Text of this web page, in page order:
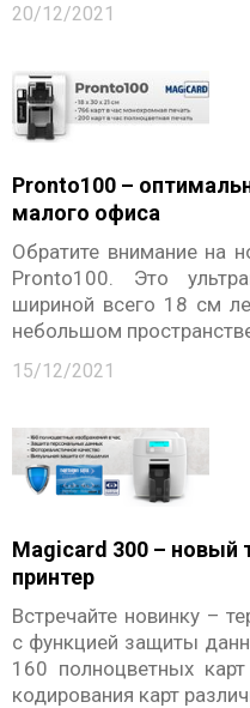
ПОДДЕРЖКА
Технические материалы
Видеоматериалы
О КОМПАНИИ
НОВОСТИ
ГДЕ КУПИТЬ
КОНТАКТЫ
20/12/2021
Pronto100 –
малого офиса
Обратите внимание на
Pronto100. Это
шириной всего 18 см
небольшом
15/12/2021
Magicard 300 – новый
принтер
Встречайте новинку –
с функцией защиты
160 полноцветных
кодирования карт